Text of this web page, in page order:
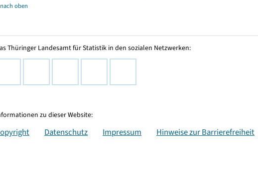
nach oben
Thüringer Landesamt für Statistik in den sozialen Netzwerken:
zu dieser Website:
Datenschutz Impressum Hinweise zur Barrierefreiheit